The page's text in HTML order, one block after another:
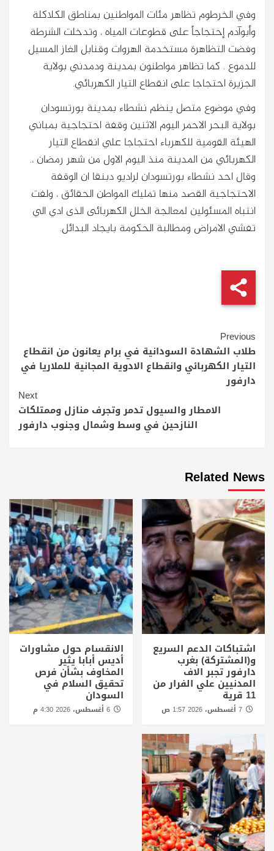
وفي الخرطوم تظاهر مئات المواطنين بمناطق الكلاكلة
وأبوآدم إحتجاجاً على قطوعات المياه ، وتدخلت الشرطة
وفضت التظاهرة مستخدمة الهروات وقنابل الغاز المسيل
للدموع . كما تظاهر مواطنون بمدينة ودمدني بولاية
الجزيرة احتجاجا على انقطاع التيار الكهربائي.
وفي موضوع متصل ينظم نشطاء بمدينة بورتسودان
بولاية البحر الاحمر اليوم الاثنين وقفة احتجاجية بمباني
الهيئة القومية للكهرباء احتجاجا علي انقطاع التيار
الكهربائي من المدينة منذ اليوم الاول من شهر رمضان ،.
وقال احد نشطاء بورتسودان لراديو دبنقا ان الوقفة
الاحتجاجية القصد منها تمليك المواطن الحقائق ، ولفت
انتباه المسئولين لمعالجة الخلل الكهربائى الذى ادي الي
تفشي الامراض ومطالبة الحكومة بايجاد البدائل.
Continue
Reading
Previous
طلاب الشهادة السودانية في برام يعانون من انقطاع
التيار الكهربائي وانقطاع الادوية المجانية للملاريا في
دارفور
Next
الامطار والسيول تدمر وتجرف منازل وممتلكات
النازحين في وسط وشمال وجنوب دارفور
Related News
اشتباكات الدعم السريع
و(المشتركة) بغرب
دارفور تجبر الاف
المدنيين علي الفرار من
11 قرية
الانقسام حول مشاورات
أديس أبابا يثير
المخاوف بشأن فرص
تحقيق السلام في
السودان
6 أغسطس، 2026 4:30 م